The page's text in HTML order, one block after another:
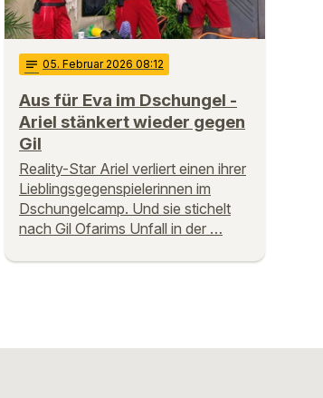
notes 05. Februar 2026 08:12
Aus für Eva im Dschungel -
Ariel stänkert wieder gegen
Gil
Reality-Star Ariel verliert einen ihrer
Lieblingsgegenspielerinnen im
Dschungelcamp. Und sie stichelt
nach Gil Ofarims Unfall in der …